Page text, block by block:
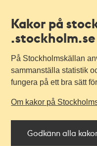
Kakor på
.stockholm.se
På Stockholmskällan
sammanställa statistik
fungera på ett bra sätt
Om kakor på
Godkänn alla